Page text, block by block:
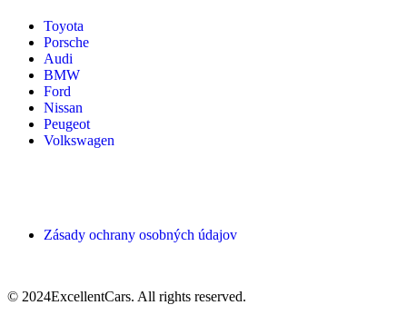
Toyota
Porsche
Audi
BMW
Ford
Nissan
Peugeot
Volkswagen
Zásady ochrany osobných údajov
© 2024ExcellentCars. All rights reserved.